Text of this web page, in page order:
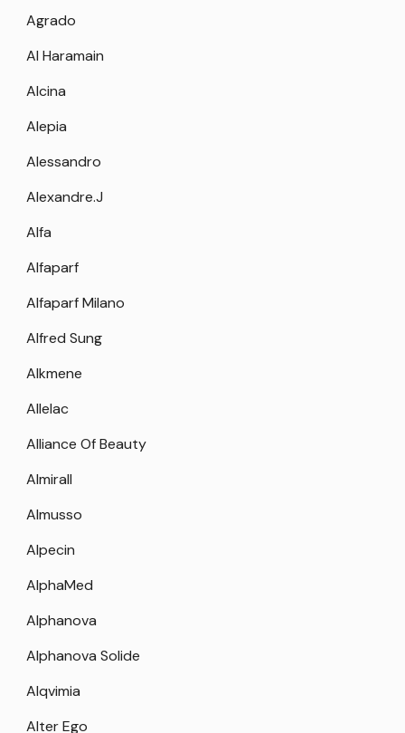
Agrado
Al Haramain
Alcina
Alepia
Alessandro
Alexandre.J
Alfa
Alfaparf
Alfaparf Milano
Alfred Sung
Alkmene
Allelac
Alliance Of Beauty
Almirall
Almusso
Alpecin
AlphaMed
Alphanova
Alphanova Solide
Alqvimia
Alter Ego